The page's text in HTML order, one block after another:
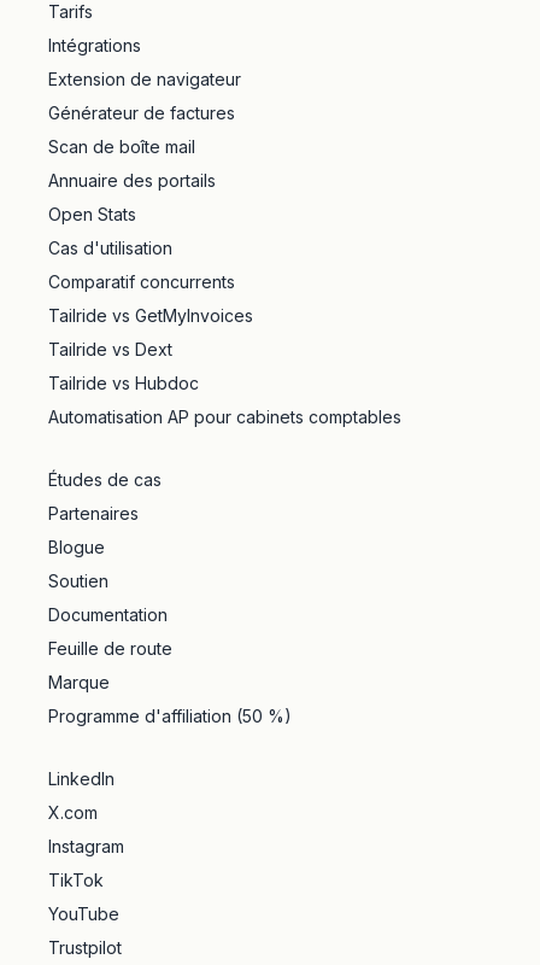
Tarifs
Intégrations
Extension de navigateur
Générateur de factures
Scan de boîte mail
Annuaire des portails
Open Stats
Cas d'utilisation
Comparatif concurrents
Tailride vs GetMyInvoices
Tailride vs Dext
Tailride vs Hubdoc
Automatisation AP pour cabinets comptables
Études de cas
Partenaires
Blogue
Soutien
Documentation
Feuille de route
Marque
Programme d'affiliation (50 %)
LinkedIn
X.com
Instagram
TikTok
YouTube
Trustpilot